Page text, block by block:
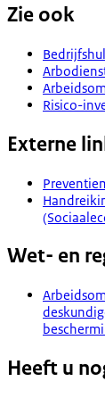
Zie ook
Risico-
Externe
Wet- en
Heeft u